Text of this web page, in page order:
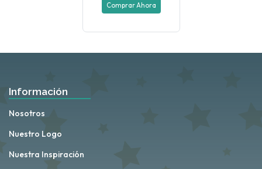
Comprar Ahora
Información
Nosotros
Nuestro Logo
Nuestra Inspiración